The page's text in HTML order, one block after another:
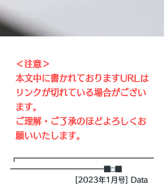
＜注意＞
本文中に書かれておりますURLは
リンクが切れている場合がござい
ます。
ご理解・ご了承のほどよろしくお
願いいたします。
┏━━━━━━━━━━━━━━━━━━━
━━━━━━━━━━━━━■□■
[2023年1月号] Data